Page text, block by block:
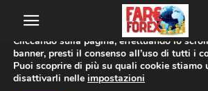
Home Coppie Valute AUD/CAD
Coppie Valute AUD/CAD USD/CAD
Utilizziamo i cookie per offrirti la migliore
sito web.
Cliccando sulla pagina, effettuando lo
banner, presti il consenso all’uso di tutti i
Puoi scoprire di più su quali cookie stiamo
disattivarli nelle impostazioni